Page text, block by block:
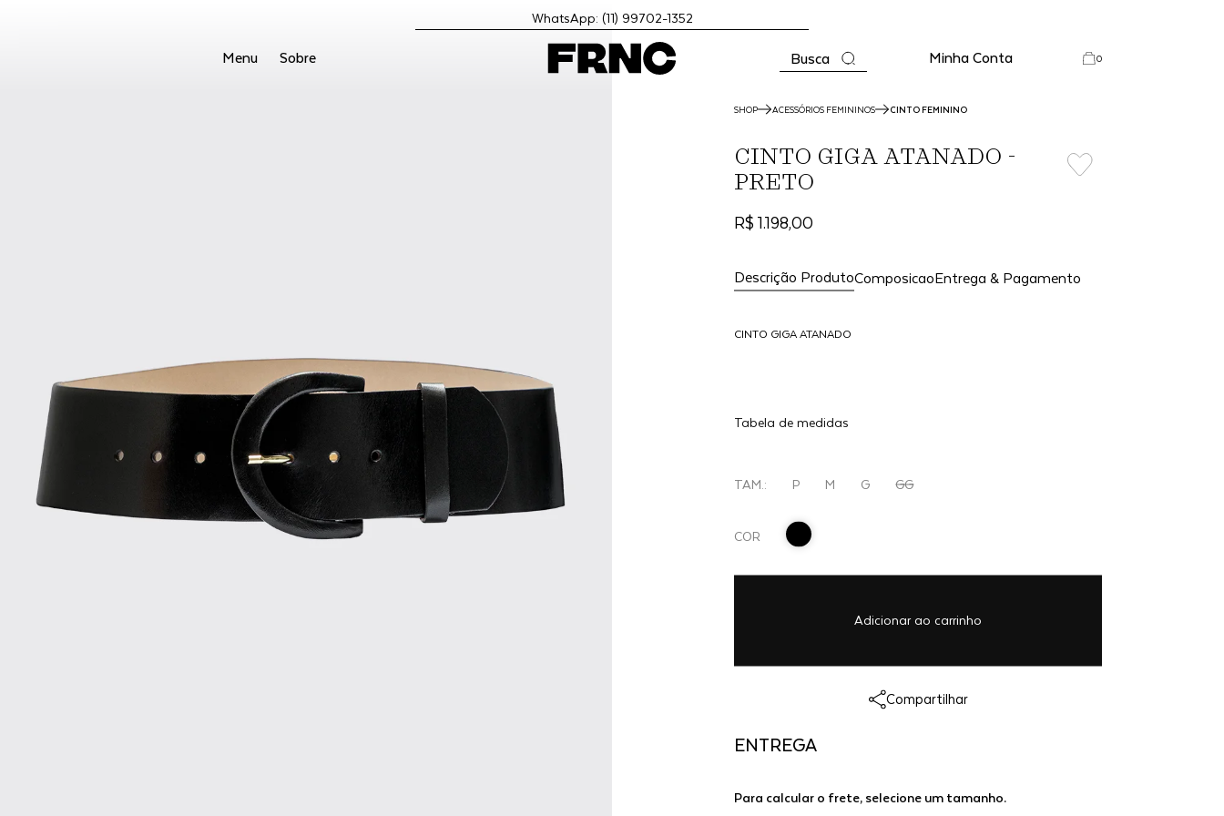
WhatsApp: (11) 99702-1352
Menu Sobre Busca Minha Conta 0
SHOP ACESSÓRIOS FEMININOS CINTO FEMININO
CINTO GIGA ATANADO -
PRETO
R$ 1.198,00
Composicao
Descrição Produto Entrega & Pagamento
CINTO GIGA ATANADO
Tabela de medidas
GIGA
- PRETO
R$ 1.198,00
TAM.: P M G GG
COR
Adicionar ao carrinho
Redirecionando...
Compartilhar
ENTREGA
Para calcular o frete, selecione um tamanho.